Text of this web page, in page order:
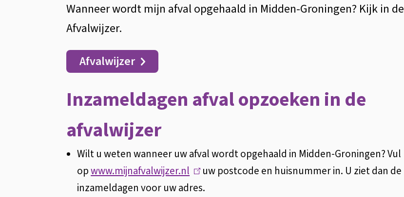
Afvalwijzer
AlgemeenWanneer wordt mijn afval opgehaald in Midden-Groningen? Kijk in de
Afvalwijzer.
Afvalwijzer
Inzameldagen afval opzoeken in de
afvalwijzer
Wilt u weten wanneer uw afval wordt opgehaald in Midden-Groningen? Vul
opwww.mijnafvalwijzer.nl
l
uw postcode en huisnummer in. U ziet dan de
inzameldagen voor uw adres.